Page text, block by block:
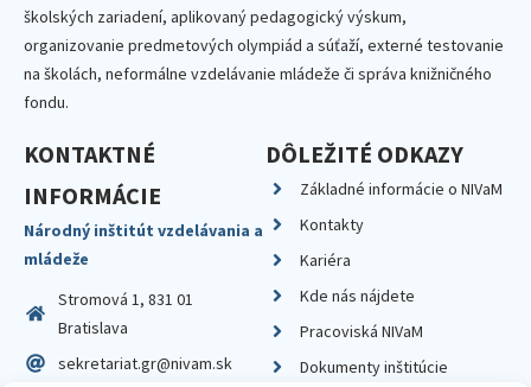
školských zariadení, aplikovaný pedagogický výskum,
organizovanie predmetových olympiád a súťaží, externé testovanie
na školách, neformálne vzdelávanie mládeže či správa knižničného
fondu.
KONTAKTNÉ
INFORMÁCIE
Národný inštitút vzdelávania a
mládeže
Stromová 1, 831 01
Bratislava
sekretariat.gr@nivam.sk
DÔLEŽITÉ ODKAZY
Základné informácie o NIVaM
Kontakty
Kariéra
Kde nás nájdete
Pracoviská NIVaM
Dokumenty inštitúcie